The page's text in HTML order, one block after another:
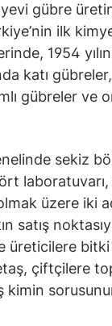
gübre
ilk
1954
katı
gübreler ve
sekiz
üzere iki
satış
üreticilere
çiftçilere